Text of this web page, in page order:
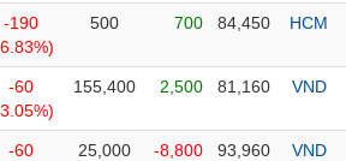
-190
500 700 84,450 HCM
-60
155,400 2,500 81,160 VND
-60
25,000 -8,800 93,960 VND